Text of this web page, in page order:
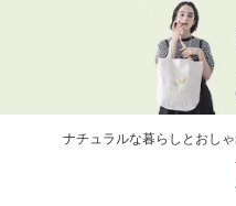
ナチュラルな暮らしとおし